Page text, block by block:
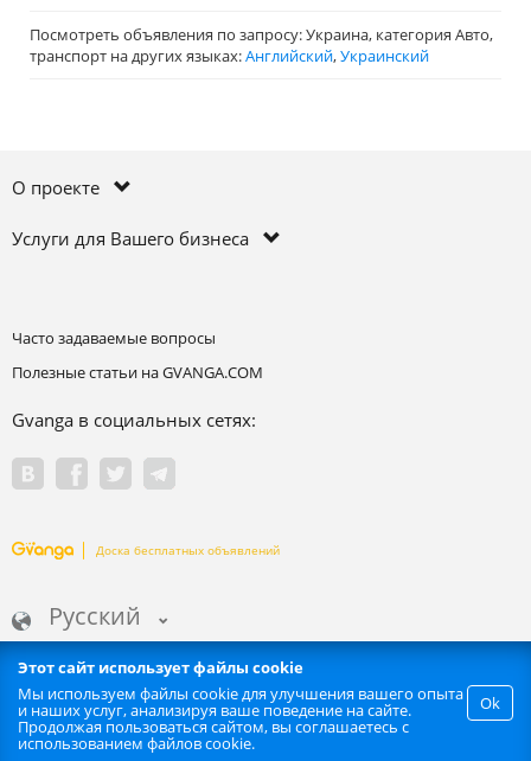
Посмотреть объявления по запросу: Украина, категория Авто,
транспорт на других языках:Английский,Украинский
Этот сайт использует файлы cookie
Ok
Мы используем файлы cookie для улучшения вашего опыта
и наших услуг, анализируя ваше поведение на сайте.
Продолжая пользоваться сайтом, вы соглашаетесь с
использованием файлов cookie.
О проекте
Услуги для Вашего бизнеса
Часто задаваемые вопросы
Полезные статьи на GVANGA.COM
Gvanga в социальных сетях:
Доска бесплатных объявлений
Русский
Запрещается любое автоматизированное извлечение информации
сайта. | GVANGA.COM 2015-2026 ©.